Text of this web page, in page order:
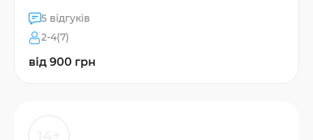
5 відгуків
2-4(7)
від 900 грн